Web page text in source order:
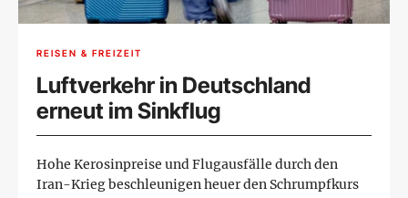
REISEN & FREIZEIT
Luftverkehr in Deutschland
erneut im Sinkflug
Hohe Kerosinpreise und Flugausfälle durch den
Iran-Krieg beschleunigen heuer den Schrumpfkurs